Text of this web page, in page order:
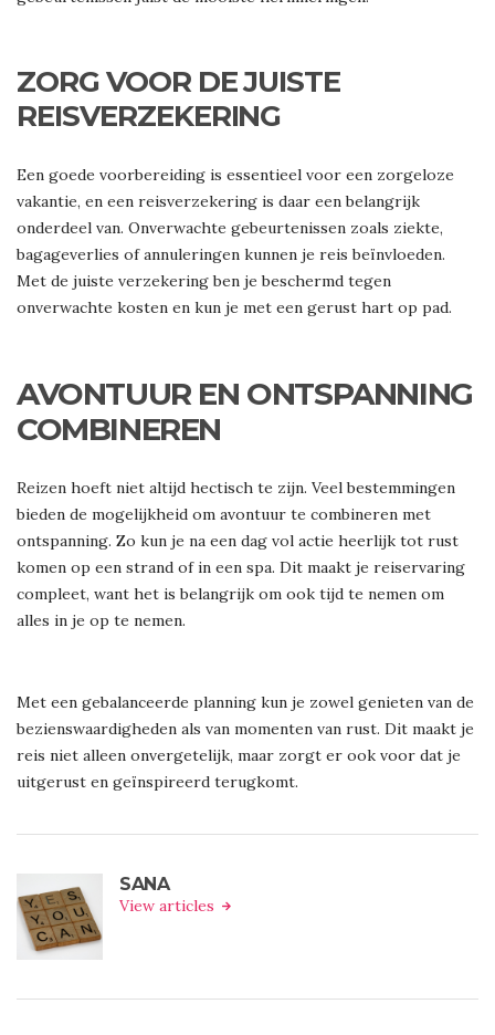
ZORG VOOR DE JUISTE
REISVERZEKERING
Een goede voorbereiding is essentieel voor een zorgeloze
vakantie, en een reisverzekering is daar een belangrijk
onderdeel van. Onverwachte gebeurtenissen zoals ziekte,
bagageverlies of annuleringen kunnen je reis beïnvloeden.
Met de juiste verzekering ben je beschermd tegen
onverwachte kosten en kun je met een gerust hart op pad.
AVONTUUR EN ONTSPANNING
COMBINEREN
Reizen hoeft niet altijd hectisch te zijn. Veel bestemmingen
bieden de mogelijkheid om avontuur te combineren met
ontspanning. Zo kun je na een dag vol actie heerlijk tot rust
komen op een strand of in een spa. Dit maakt je reiservaring
compleet, want het is belangrijk om ook tijd te nemen om
alles in je op te nemen.
Met een gebalanceerde planning kun je zowel genieten van de
bezienswaardigheden als van momenten van rust. Dit maakt je
reis niet alleen onvergetelijk, maar zorgt er ook voor dat je
uitgerust en geïnspireerd terugkomt.
SANA
View articles